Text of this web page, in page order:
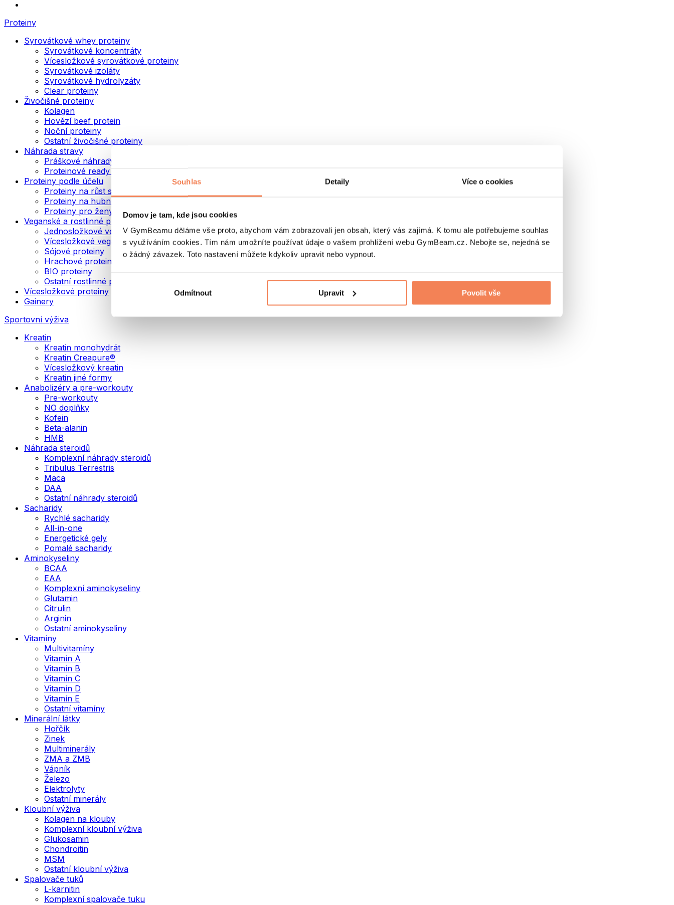
Souhlas Detaily Více o cookies
Domov je tam, kde jsou cookies
V GymBeamu děláme vše proto, abychom vám zobrazovali jen obsah, který vás zajímá. K tomu ale potřebujeme souhlas
s využíváním cookies. Tím nám umožníte používat údaje o vašem prohlížení webu GymBeam.cz. Nebojte se, nejedná se
o žádný závazek. Toto nastavení můžete kdykoliv upravit nebo vypnout.
Odmítnout Upravit Povolit vše
Proteiny
Syrovátkové whey proteiny
Syrovátkové koncentráty
Vícesložkové syrovátkové proteiny
Syrovátkové izoláty
Syrovátkové hydrolyzáty
Clear proteiny
Živočišné proteiny
Kolagen
Hovězí beef protein
Noční proteiny
Ostatní živočišné proteiny
Náhrada stravy
Práškové náhrady stravy
Proteinové ready to drink nápoje
Proteiny podle účelu
Proteiny na růst svalů
Proteiny na hubnutí
Proteiny pro ženy
Veganské a rostlinné proteiny
Jednosložkové veganské proteiny
Vícesložkové veganské proteiny
Sójové proteiny
Hrachové proteiny
BIO proteiny
Ostatní rostlinné proteiny
Vícesložkové proteiny
Gainery
Sportovní výživa
Kreatin
Kreatin monohydrát
Kreatin Creapure®
Vícesložkový kreatin
Kreatin jiné formy
Anabolizéry a pre-workouty
Pre-workouty
NO doplňky
Kofein
Beta-alanin
HMB
Náhrada steroidů
Komplexní náhrady steroidů
Tribulus Terrestris
Maca
DAA
Ostatní náhrady steroidů
Sacharidy
Rychlé sacharidy
All-in-one
Energetické gely
Pomalé sacharidy
Aminokyseliny
BCAA
EAA
Komplexní aminokyseliny
Glutamin
Citrulin
Arginin
Ostatní aminokyseliny
Vitamíny
Multivitamíny
Vitamín A
Vitamín B
Vitamín C
Vitamín D
Vitamín E
Ostatní vitamíny
Minerální látky
Hořčík
Zinek
Multiminerály
ZMA a ZMB
Vápník
Železo
Elektrolyty
Ostatní minerály
Kloubní výživa
Kolagen na klouby
Komplexní kloubní výživa
Glukosamin
Chondroitin
MSM
Ostatní kloubní výživa
Spalovače tuků
L-karnitin
Komplexní spalovače tuku